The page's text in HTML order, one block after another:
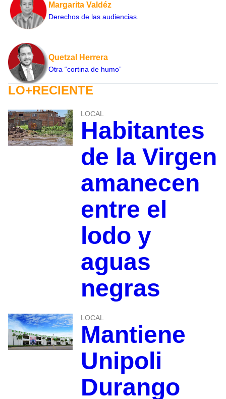
Margarita Valdéz
Derechos de las audiencias.
Quetzal Herrera
Otra “cortina de humo”
LO+RECIENTE
LOCAL
Habitantes
de la Virgen
amanecen
entre el
lodo y
aguas
negras
LOCAL
Mantiene
Unipoli
Durango